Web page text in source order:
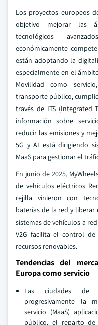
Los proyectos europeos
objetivo mejorar las
tecnológicos
económicamente
están adoptando la
especialmente en el
Movilidad como
transporte público,
través de ITS (Integrated
información sobre
reducir las emisiones y
5G y AI está dirigiendo
MaaS para gestionar el
En junio de 2025,
de vehículos eléctricos
rejilla vinieron con
baterías de la red y liberar
sistemas de vehículos a
V2G facilita el control
recursos renovables.
Tendencias del
Europa como servicio
Las ciudades de
progresivamente la
servicio (MaaS)
público, el reparto